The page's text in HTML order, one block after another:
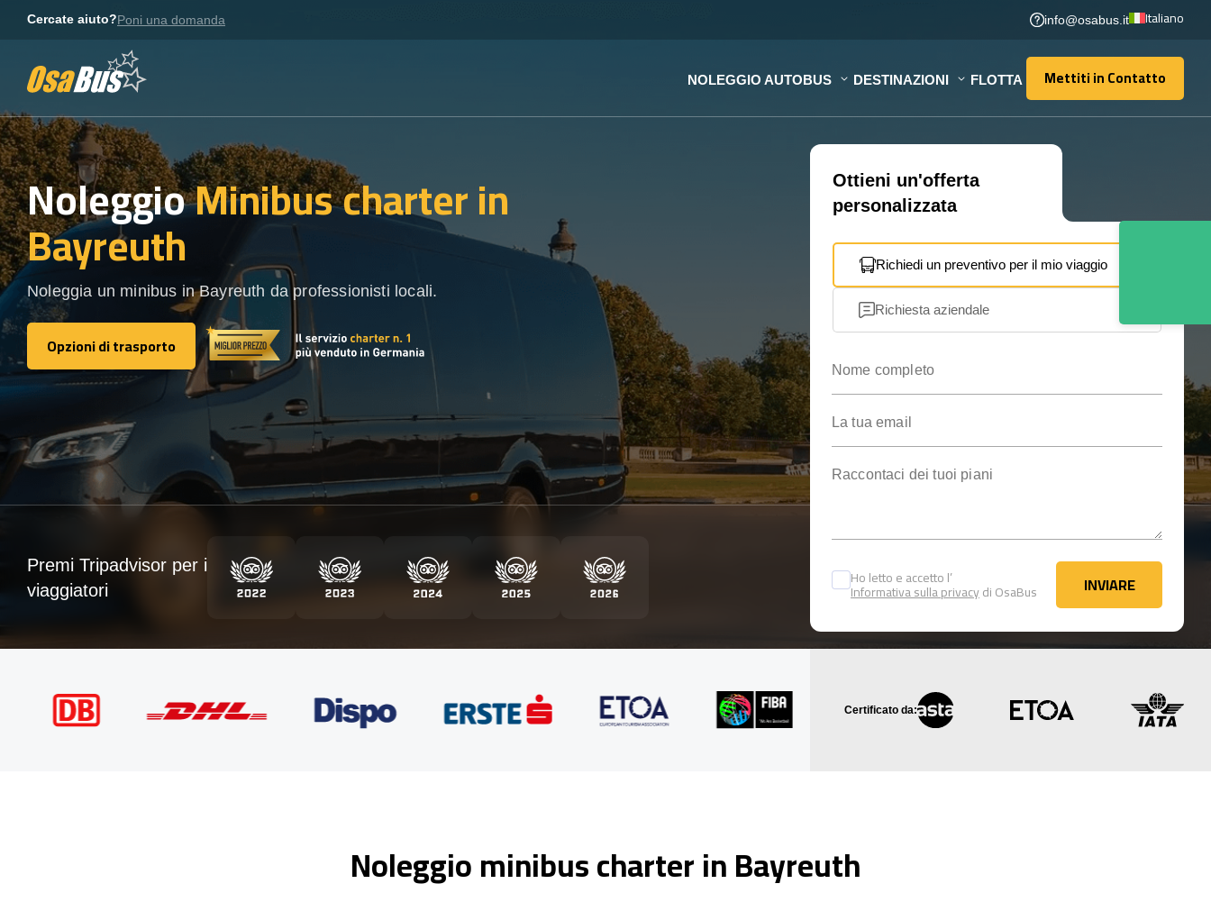
Cercate aiuto?Poni una domanda info@osabus.it Italiano
NOLEGGIO AUTOBUS DESTINAZIONI FLOTTA Mettiti in Contatto
Mettiti in Contatto
NoleggioMinibus charterin
Bayreuth
Noleggia un minibus in Bayreuth da professionisti locali.
Opzioni di trasporto
Opzioni di trasporto
Ottieni un'offerta
personalizzata
Richiedi un preventivo per il mio viaggio
Richiesta aziendale
Ho letto e accetto l’
Informativa sulla privacydi OsaBus INVIARE
INVIARE
Premi Tripadvisor per i
viaggiatori
Certificato da:
Noleggio minibus charter in Bayreuth